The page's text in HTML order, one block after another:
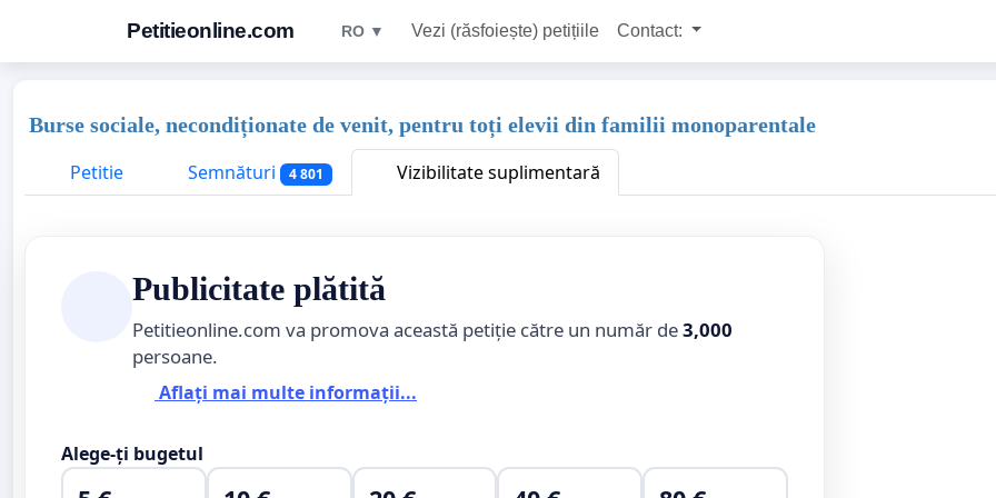
Petitieonline.com RO ▼ Vezi (răsfoiește) petițiile Contact:
Burse sociale, necondiționate de venit, pentru toți elevii din familii monoparentale
Petitie
Semnături 4 801 Vizibilitate suplimentară
Publicitate plătită
Petitieonline.com va promova această petiție către un număr de3,000
persoane.
Aflați mai multe informații...
Alege-ți bugetul